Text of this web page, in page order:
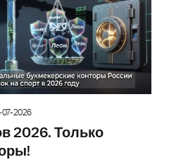
07-2026
2026. Только